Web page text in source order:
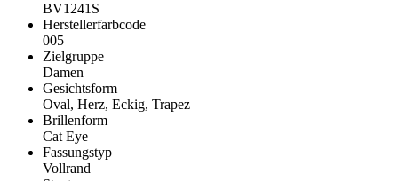
BV1241S
Herstellerfarbcode
005
Zielgruppe
Damen
Gesichtsform
Oval, Herz, Eckig, Trapez
Brillenform
Cat Eye
Fassungstyp
Vollrand